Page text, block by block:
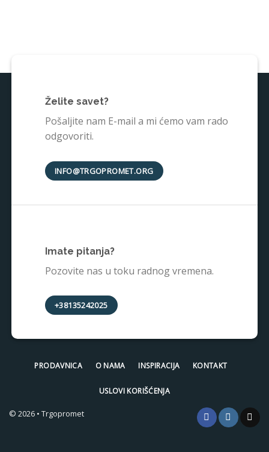
Želite savet?
Pošaljite nam E-mail a mi ćemo vam rado
odgovoriti.
INFO@TRGOPROMET.ORG
Imate pitanja?
Pozovite nas u toku radnog vremena.
+38135242025
© 2026 • Trgopromet
PRODAVNICA O NAMA INSPIRACIJA KONTAKT
USLOVI KORIŠĆENJA